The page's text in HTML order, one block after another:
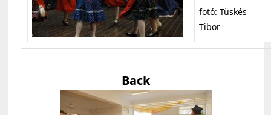
fotó: Tüskés
Tibor
Back